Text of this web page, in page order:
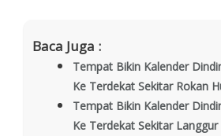
Baca Juga :
Tempat Bikin Kalender
Ke Terdekat Sekitar Rokan
Tempat Bikin Kalender
Ke Terdekat Sekitar Langgur